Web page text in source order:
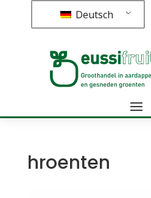
Deutsch
hroenten